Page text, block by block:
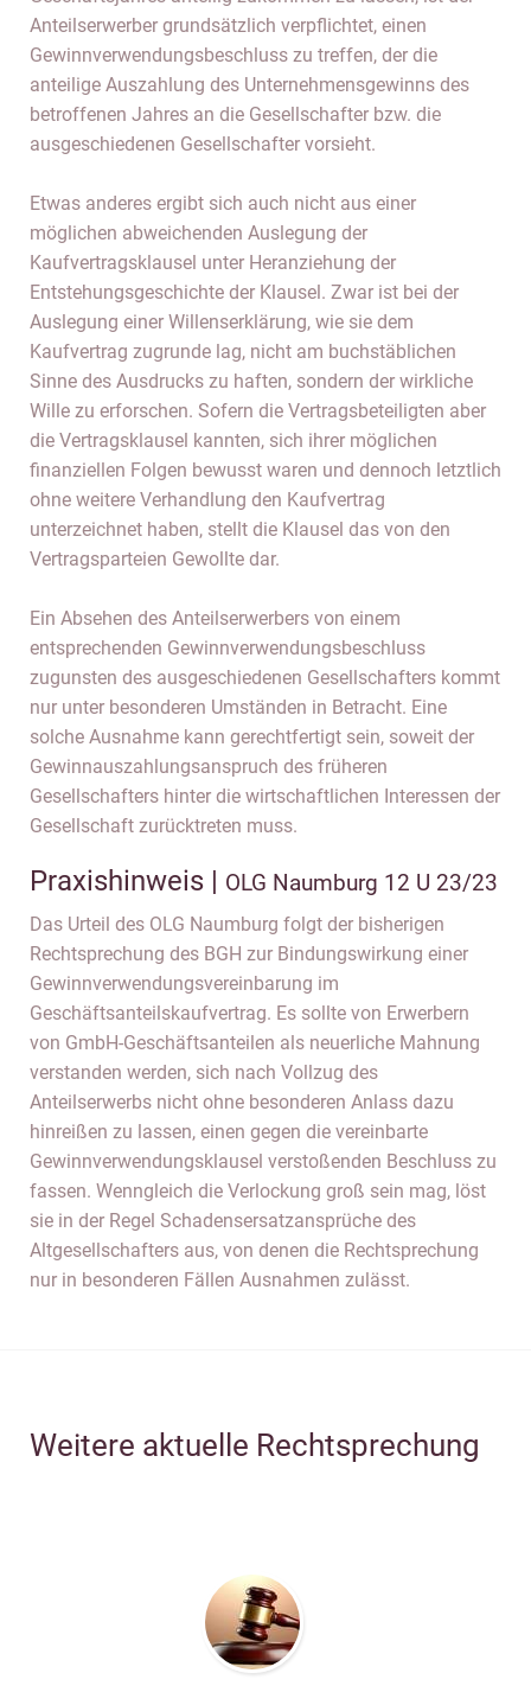
Anteilserwerber grundsätzlich verpflichtet, einen
Gewinnverwendungsbeschluss zu treffen, der die
anteilige Auszahlung des Unternehmensgewinns des
betroffenen Jahres an die Gesellschafter bzw. die
ausgeschiedenen Gesellschafter vorsieht.
Etwas anderes ergibt sich auch nicht aus einer
möglichen abweichenden Auslegung der
Kaufvertragsklausel unter Heranziehung der
Entstehungsgeschichte der Klausel. Zwar ist bei der
Auslegung einer Willenserklärung, wie sie dem
Kaufvertrag zugrunde lag, nicht am buchstäblichen
Sinne des Ausdrucks zu haften, sondern der wirkliche
Wille zu erforschen. Sofern die Vertragsbeteiligten aber
die Vertragsklausel kannten, sich ihrer möglichen
finanziellen Folgen bewusst waren und dennoch letztlich
ohne weitere Verhandlung den Kaufvertrag
unterzeichnet haben, stellt die Klausel das von den
Vertragsparteien Gewollte dar.
Ein Absehen des Anteilserwerbers von einem
entsprechenden Gewinnverwendungsbeschluss
zugunsten des ausgeschiedenen Gesellschafters kommt
nur unter besonderen Umständen in Betracht. Eine
solche Ausnahme kann gerechtfertigt sein, soweit der
Gewinnauszahlungsanspruch des früheren
Gesellschafters hinter die wirtschaftlichen Interessen der
Gesellschaft zurücktreten muss.
Praxishinweis | OLG Naumburg 12 U 23/23
Das Urteil des OLG Naumburg folgt der bisherigen
Rechtsprechung des BGH zur Bindungswirkung einer
Gewinnverwendungsvereinbarung im
Geschäftsanteilskaufvertrag. Es sollte von Erwerbern
von GmbH-Geschäftsanteilen als neuerliche Mahnung
verstanden werden, sich nach Vollzug des
Anteilserwerbs nicht ohne besonderen Anlass dazu
hinreißen zu lassen, einen gegen die vereinbarte
Gewinnverwendungsklausel verstoßenden Beschluss zu
fassen. Wenngleich die Verlockung groß sein mag, löst
sie in der Regel Schadensersatzansprüche des
Altgesellschafters aus, von denen die Rechtsprechung
nur in besonderen Fällen Ausnahmen zulässt.
Weitere aktuelle Rechtsprechung